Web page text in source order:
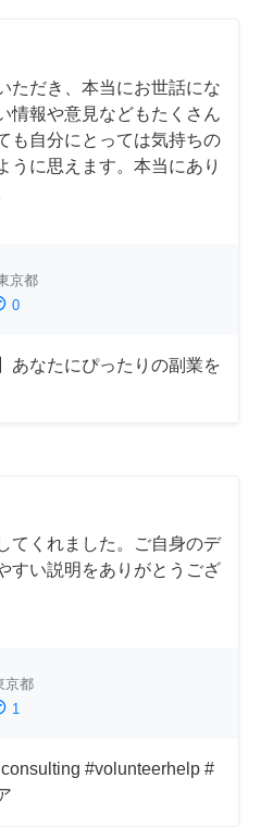
ただき、本当にお世話にな
情報や意見などもたくさん
も自分にとっては気持ちの
うに思えます。本当にあり
京都
0
あなたにぴったりの副業を
てくれました。ご自身のデ
すい説明をありがとうござ
京都
1
#volunteerhelp #